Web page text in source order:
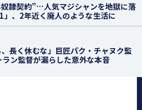
隷契約”…人気マジシャンを地獄に落
」、2年近く廃人のような生活に
、長く休むな」巨匠パク・チャヌク監
ン監督が漏らした意外な本音